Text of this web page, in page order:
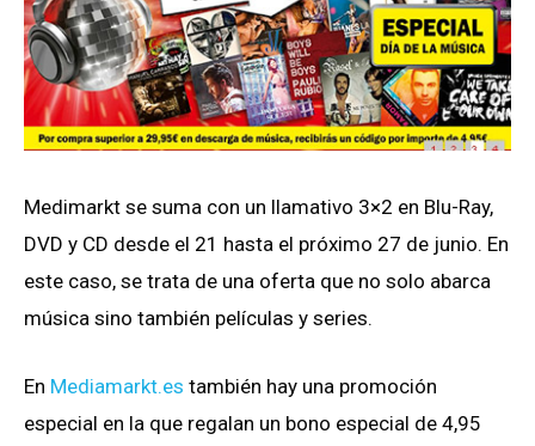
Medimarkt se suma con un llamativo 3×2 en Blu-Ray,
DVD y CD desde el 21 hasta el próximo 27 de junio. En
este caso, se trata de una oferta que no solo abarca
música sino también películas y series.
En Mediamarkt.es también hay una promoción
especial en la que regalan un bono especial de 4,95